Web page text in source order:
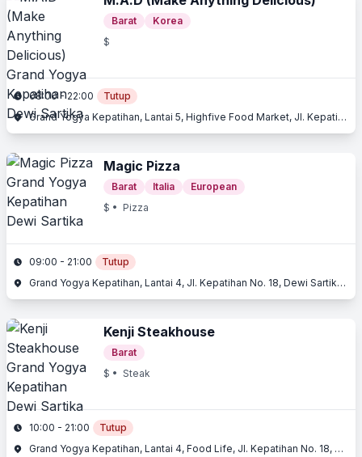
Barat
Korea
$
08:00 - 22:00
Tutup
Grand Yogya Kepatihan, Lantai 5, Highfive Food Market, Jl. Kepatihan No. 18, Dewi Sartika, Bandung, Jawa Barat
Magic Pizza
Barat Italia
European
$ • Pizza
09:00 - 21:00
Tutup
Grand Yogya Kepatihan, Lantai 4, Jl. Kepatihan No. 18, Dewi Sartika, Bandung, Jawa Barat
Kenji Steakhouse
Barat
$ • Steak
10:00 - 21:00
Tutup
Grand Yogya Kepatihan, Lantai 4, Food Life, Jl. Kepatihan No. 18, Dewi Sartika, Bandung, Jawa Barat